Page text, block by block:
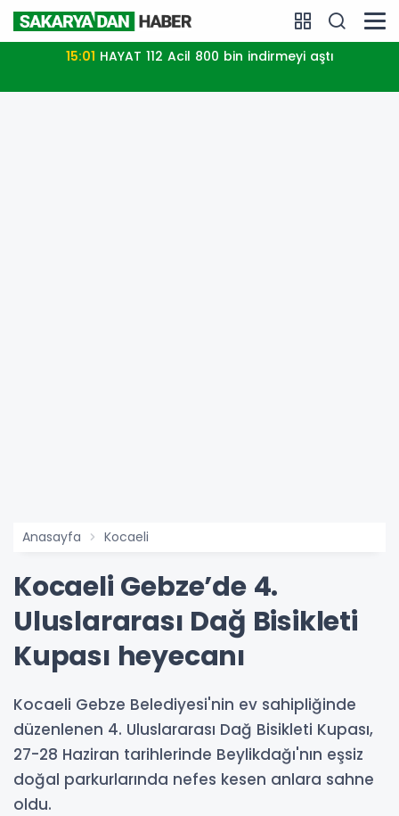
15:01 HAYAT 112 Acil 800 bin indirmeyi aştı
Anasayfa Kocaeli
Kocaeli Gebze’de 4.
Uluslararası Dağ Bisikleti
Kupası heyecanı
Kocaeli Gebze Belediyesi'nin ev sahipliğinde
düzenlenen 4. Uluslararası Dağ Bisikleti Kupası,
27-28 Haziran tarihlerinde Beylikdağı'nın eşsiz
doğal parkurlarında nefes kesen anlara sahne
oldu.